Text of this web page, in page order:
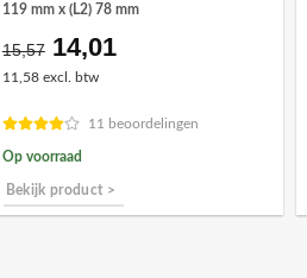
119 mm x (L2) 78 mm
15,57 Oorspronkelijke
prijs
€15,57.
14,01
€14,01.
11,58 excl. btw
11 beoordelingen
Op voorraad
Bekijk product >